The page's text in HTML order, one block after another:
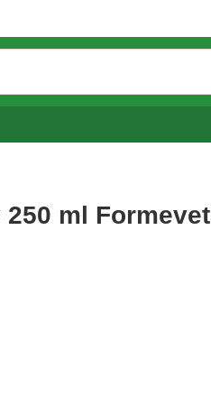
ml Formevet